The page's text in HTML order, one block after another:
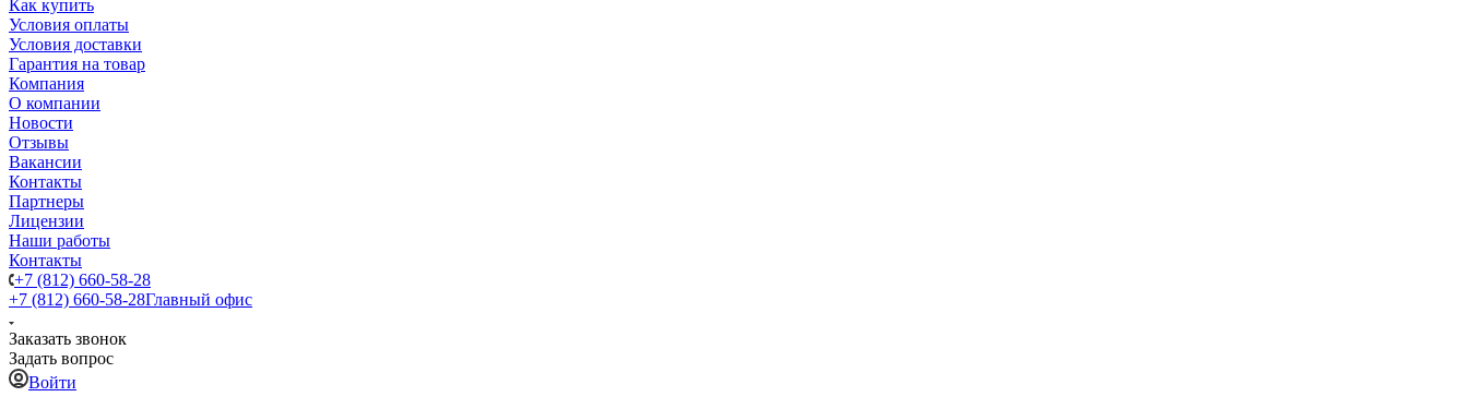
Как купить
Условия оплаты
Условия доставки
Гарантия на товар
Компания
О компании
Новости
Отзывы
Вакансии
Контакты
Партнеры
Лицензии
Наши работы
Контакты
+7 (812) 660-58-28
+7 (812) 660-58-28Главный офис
Заказать звонок
Задать вопрос
Войти